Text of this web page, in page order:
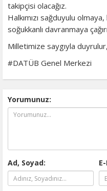
takipçisi olacağız.
Halkımızı sağduyulu
soğukkanlı davranmaya
Milletimize saygıyla duyrulur,
#DATÜB Genel Merkezi
Yorumunuz:
Ad, Soyad: